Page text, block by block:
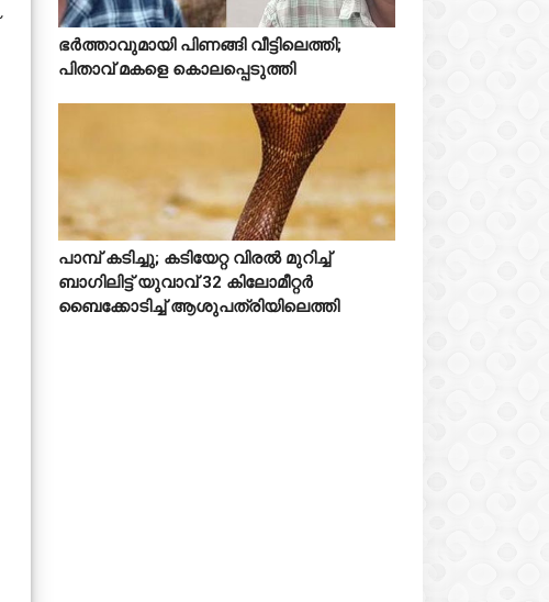
  
ഭർത്താവുമായി പിണങ്ങി വീട്ടിലെത്തി;
പിതാവ് മകളെ കൊലപ്പെടുത്തി
  
പാമ്പ് കടിച്ചു; കടിയേറ്റ വിരൽ മുറിച്ച്
ബാഗിലിട്ട് യുവാവ് 32 കിലോമീറ്റർ
ബൈക്കോടിച്ച് ആശുപത്രിയിലെത്തി